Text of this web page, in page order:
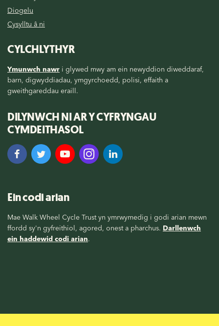
Diogelu
Cysylltu â ni
CYLCHLYTHYR
Ymunwch nawr i glywed mwy am ein newyddion diweddaraf,
barn, digwyddiadau, ymgyrchoedd, polisi, effaith a
gweithgareddau eraill.
DILYNWCH NI AR Y CYFRYNGAU
CYMDEITHASOL
Ein codi arian
Mae Walk Wheel Cycle Trust yn ymrwymedig i godi arian mewn
ffordd sy'n gyfreithiol, agored, onest a pharchus. Darllenwch
ein haddewid codi arian.